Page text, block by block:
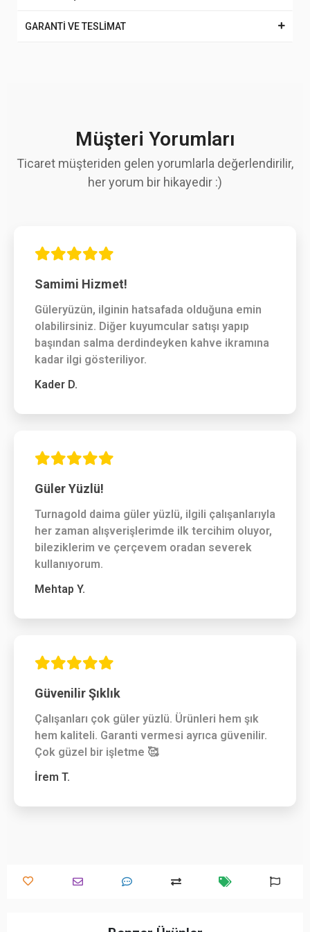
GARANTİ VE TESLİMAT
Müşteri Yorumları
Ticaret müşteriden gelen yorumlarla değerlendirilir,
her yorum bir hikayedir :)
Samimi Hizmet!
Güleryüzün, ilginin hatsafada olduğuna emin
olabilirsiniz. Diğer kuyumcular satışı yapıp
başından salma derdindeyken kahve ikramına
kadar ilgi gösteriliyor.
Kader D.
Güler Yüzlü!
Turnagold daima güler yüzlü, ilgili çalışanlarıyla
her zaman alışverişlerimde ilk tercihim oluyor,
bileziklerim ve çerçevem oradan severek
kullanıyorum.
Mehtap Y.
Güvenilir Şıklık
Çalışanları çok güler yüzlü. Ürünleri hem şık
hem kaliteli. Garanti vermesi ayrıca güvenilir.
Çok güzel bir işletme 🥰
İrem T.